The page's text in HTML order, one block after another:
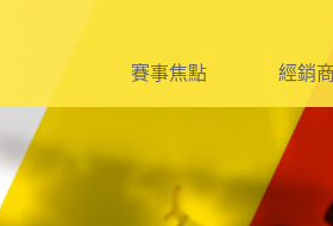
賽事焦點 經銷
資格及
簽約、遞